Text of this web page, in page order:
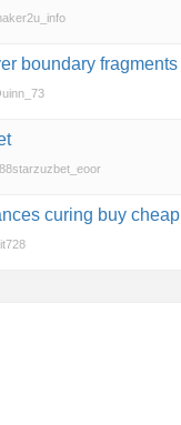
boundary
curing buy